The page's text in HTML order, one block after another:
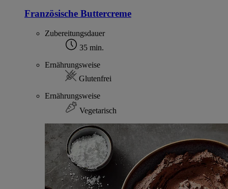
Französische Buttercreme
Zubereitungsdauer
35 min.
Ernährungsweise
Glutenfrei
Ernährungsweise
Vegetarisch